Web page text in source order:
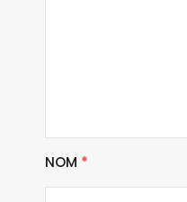
NOM *